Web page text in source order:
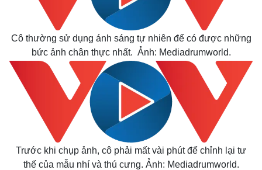
Cô thường sử dụng ánh sáng tự nhiên để có được những
bức ảnh chân thực nhất. Ảnh: Mediadrumworld.
Trước khi chụp ảnh, cô phải mất vài phút để chỉnh lại tư
thế của mẫu nhí và thú cưng. Ảnh: Mediadrumworld.